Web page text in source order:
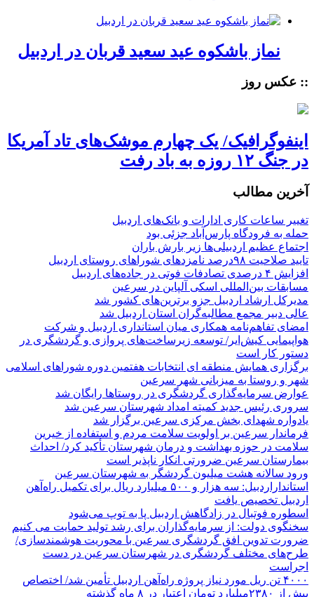
نماز باشکوه عید سعید قربان در اردبیل
:: عکس روز
اینفوگرافیک/ یک چهارم موشک‌های تاد آمریکا
در جنگ ۱۲ روزه به باد رفت
آخرین مطالب
تغییر ساعات کاری ادارات و بانک‌های اردبیل
حمله به فرودگاه پارس‌‌آباد جزئی بود
اجتماع عظیم اردبیلی‌ها زیر بارش باران
تایید صلاحیت ۹۸درصد نامزدهای شوراهای روستای اردبیل
افزایش ۴ درصدی تصادفات فوتی در جاده‌های اردبیل
مسابقات بین‌المللی اسکی آلپاین در سرعین
مدیرکل ارشاد اردبیل جزو برترین‌های کشور شد
عالی دبیر مجمع مطالبه‌گران استان اردبیل شد
امضای تفاهم‌نامه همکاری میان استانداری اردبیل و شرکت
هواپیمایی کیش‌ایر/ توسعه زیرساخت‌های پروازی و گردشگری در
دستور کار است
برگزاری همایش منطقه ای انتخابات هفتمین دوره شوراهای اسلامی
شهر و روستا به میزبانی شهر سرعین
عوارض سرمایه‌گذاری گردشگری در روستاها رایگان شد
سروری رئیس جدید کمیته امداد شهرستان سرعین شد
یادواره شهدای بخش مرکزی سرعین برگزار شد
فرماندار سرعین بر اولویت سلامت مردم و استفاده از خیرین
سلامت در حوزه بهداشت و درمان شهرستان تأکید کرد/ احداث
بیمارستان سرعین ضرورتی انکار ناپذیر است
ورود سالانه هشت میلیون گردشگر به شهرستان سرعین
استانداراردبیل: سه هزار و ۵۰۰ میلیارد ریال برای تکمیل راه‌آهن
اردبیل تخصیص یافت
اسطوره فوتبال در زادگاهش اردبیل پا به توپ می‌شود
سخنگوی دولت: از سرمایه‌گذاران برای رشد تولید حمایت می کنیم
ضرورت تدوین افق گردشگری سرعین با محوریت هوشمندسازی/
طرح‌های مختلف گردشگری در شهرستان سرعین در دست
اجراست
۴۰۰۰ تن ریل مورد نیاز پروژه راه‌آهن اردبیل تأمین شد/ اختصاص
بیش از ۲۳۸۰میلیارد تومان اعتبار در ۸ ماه گذشته